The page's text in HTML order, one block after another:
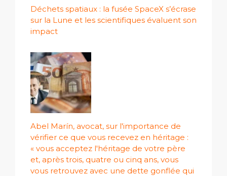
Déchets spatiaux : la fusée SpaceX s’écrase
sur la Lune et les scientifiques évaluent son
impact
Abel Marín, avocat, sur l'importance de
vérifier ce que vous recevez en héritage :
« vous acceptez l'héritage de votre père
et, après trois, quatre ou cinq ans, vous
vous retrouvez avec une dette gonflée qui